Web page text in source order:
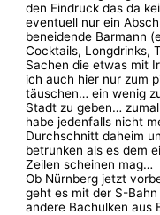
den Eindruck das da
eventuell nur ein
beneidende Barmann
Cocktails, Longdrinks,
Sachen die etwas mit
ich auch hier nur zum
täuschen… ein wenig
Stadt zu geben…
habe jedenfalls nicht
Durchschnitt daheim
betrunken als es dem
Zeilen scheinen mag…
Ob Nürnberg jetzt
geht es mit der S-
andere Bachulken aus